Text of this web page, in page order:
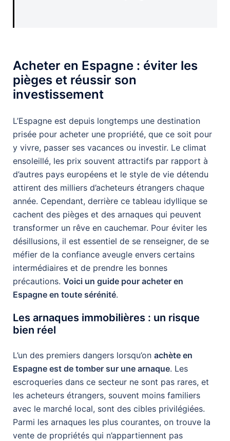
Acheter en Espagne : éviter les
pièges et réussir son
investissement
L’Espagne est depuis longtemps une destination
prisée pour acheter une propriété, que ce soit pour
y vivre, passer ses vacances ou investir. Le climat
ensoleillé, les prix souvent attractifs par rapport à
d’autres pays européens et le style de vie détendu
attirent des milliers d’acheteurs étrangers chaque
année. Cependant, derrière ce tableau idyllique se
cachent des pièges et des arnaques qui peuvent
transformer un rêve en cauchemar. Pour éviter les
désillusions, il est essentiel de se renseigner, de se
méfier de la confiance aveugle envers certains
intermédiaires et de prendre les bonnes
précautions. Voici un guide pour acheter en
Espagne en toute sérénité.
Les arnaques immobilières : un risque
bien réel
L’un des premiers dangers lorsqu’on achète en
Espagne est de tomber sur une arnaque. Les
escroqueries dans ce secteur ne sont pas rares, et
les acheteurs étrangers, souvent moins familiers
avec le marché local, sont des cibles privilégiées.
Parmi les arnaques les plus courantes, on trouve la
vente de propriétés qui n’appartiennent pas